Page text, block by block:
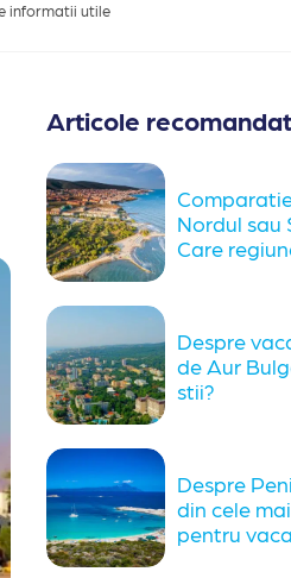
informatii utile
Articole
Nordul sau
Care
Despre
de Aur
stii?
Despre
din cele
pentru